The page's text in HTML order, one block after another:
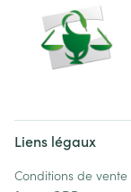
Liens légaux
Conditions de vente